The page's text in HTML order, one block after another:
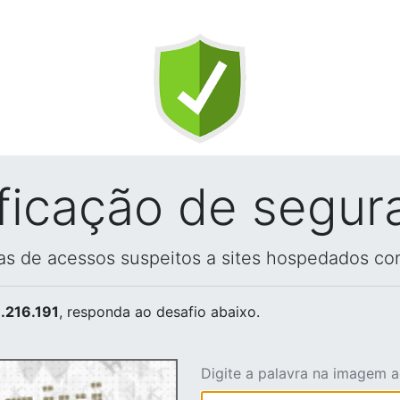
de
de acessos suspeitos a sites hospedados
, responda ao desafio abaixo.
Digite a palavra na imagem